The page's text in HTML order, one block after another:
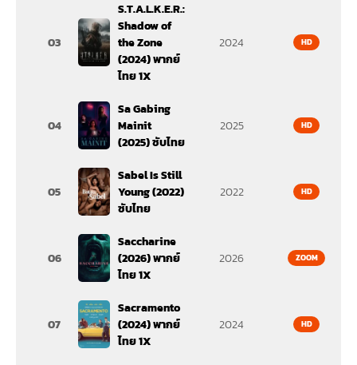
03
S.T.A.L.K.E.R.:
Shadow of
the Zone
(2024) พากย์
ไทย 1X
2024 HD
04
Sa Gabing
Mainit
(2025) ซับไทย
2025 HD
05
Sabel Is Still
Young (2022)
ซับไทย
2022 HD
06
Saccharine
(2026) พากย์
ไทย 1X
2026 ZOOM
07
Sacramento
(2024) พากย์
ไทย 1X
2024 HD